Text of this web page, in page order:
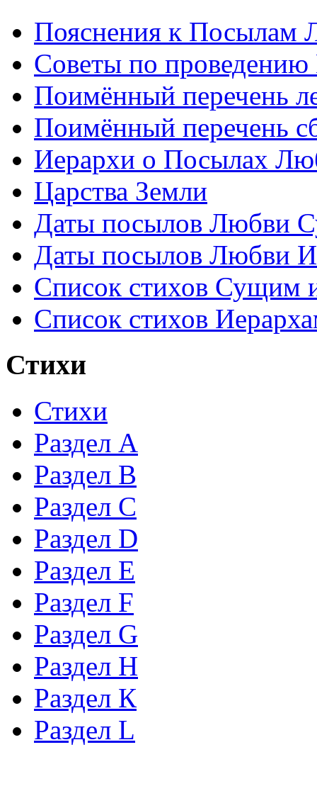
Пояснения к Посылам
Советы по
Поимённый перечень
Поимённый перечень
Иерархи о Посылах
Царства Земли
Даты посылов Любви
Даты посылов Любви
Список стихов Сущим
Список стихов
Стихи
Стихи
Раздел А
Раздел B
Раздел С
Раздел D
Раздел Е
Раздел F
Раздел G
Раздел H
Раздел К
Раздел L